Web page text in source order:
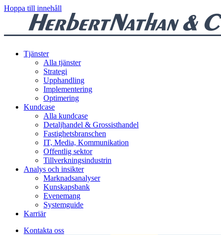
Hoppa till innehåll
Tjänster
Alla tjänster
Strategi
Upphandling
Implementering
Optimering
Kundcase
Alla kundcase
Detaljhandel & Grossisthandel
Fastighetsbranschen
IT, Media, Kommunikation
Offentlig sektor
Tillverkningsindustrin
Analys och insikter
Marknadsanalyser
Kunskapsbank
Evenemang
Systemguide
Karriär
Kontakta oss